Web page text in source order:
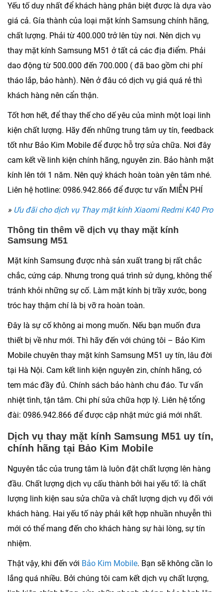
Yếu tố duy nhất để khách hàng phân biệt được là dựa vào
giá cả. Gía thành của loại mặt kính Samsung chính hãng,
chất lượng. Phải từ 400.000 trở lên tùy nơi. Nên dịch vụ
thay mặt kính Samsung M51 ở tất cả các địa điểm. Phải
dao động từ 500.000 đến 700.000 ( đã bao gồm chi phí
tháo lắp, bảo hành). Nên ở đâu có dịch vụ giá quá rẻ thì
khách hàng nên cẩn thận.
Tốt hơn hết, để thay thế cho dế yêu của mình một loại linh
kiện chất lượng. Hãy đến những trung tâm uy tín, feedback
tốt như Bảo Kim Mobile để được hỗ trợ sửa chữa. Nơi đây
cam kết về linh kiện chính hãng, nguyên zin. Bảo hành mặt
kính lên tới 1 năm. Nên quý khách hoàn toàn yên tâm nhé.
Liên hệ hotline: 0986.942.866 để được tư vấn MIỄN PHÍ
» Ưu đãi cho dịch vụ Thay mặt kính Xiaomi Redmi K40 Pro
Thông tin thêm về dịch vụ thay mặt kính
Samsung M51
Mặt kính Samsung được nhà sản xuất trang bị rất chắc
chắc, cứng cáp. Nhưng trong quá trình sử dụng, không thể
tránh khỏi những sự cố. Làm mặt kính bị trầy xước, bong
tróc hay thậm chí là bị vỡ ra hoàn toàn.
Đây là sự cố không ai mong muốn. Nếu bạn muốn đưa
thiết bị về như mới. Thì hãy đến với chúng tôi – Bảo Kim
Mobile chuyên thay mặt kính Samsung M51 uy tín, lâu đời
tại Hà Nội. Cam kết linh kiện nguyên zin, chính hãng, có
tem mác đầy đủ. Chính sách bảo hành chu đáo. Tư vấn
nhiệt tình, tận tâm. Chi phí sửa chữa hợp lý. Liên hệ tổng
đài: 0986.942.866 để được cập nhật mức giá mới nhất.
Dịch vụ thay mặt kính Samsung M51 uy tín,
chính hãng tại Bảo Kim Mobile
Nguyên tắc của trung tâm là luôn đặt chất lượng lên hàng
đầu. Chất lượng dịch vụ cấu thành bởi hai yếu tố: là chất
lượng linh kiện sau sửa chữa và chất lượng dịch vụ đối với
khách hàng. Hai yếu tố này phải kết hợp nhuần nhuyễn thì
mới có thể mang đến cho khách hàng sự hài lòng, sự tín
nhiệm.
Thật vậy, khi đến với Bảo Kim Mobile. Bạn sẽ không cần lo
lắng quá nhiều. Bởi chúng tôi cam kết dịch vụ chất lượng,